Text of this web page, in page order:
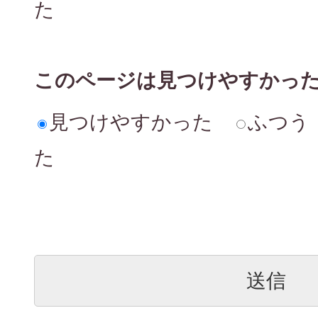
た
このページは見つけやすかっ
見つけやすかった
ふつう
た